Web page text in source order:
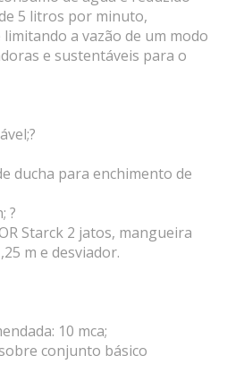
5 litros por minuto,
a vazão de um modo
e sustentáveis para o
ducha para enchimento de
?
Starck 2 jatos, mangueira
m e desviador.
10 mca;
conjunto básico